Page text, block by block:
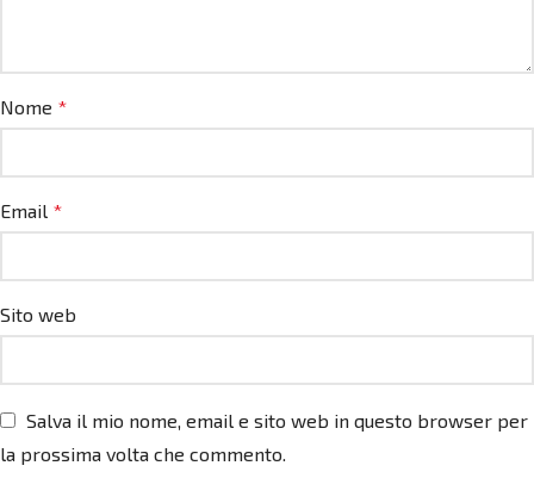
Nome *
Email *
Sito web
Salva il mio nome, email e sito web in questo browser per
la prossima volta che commento.